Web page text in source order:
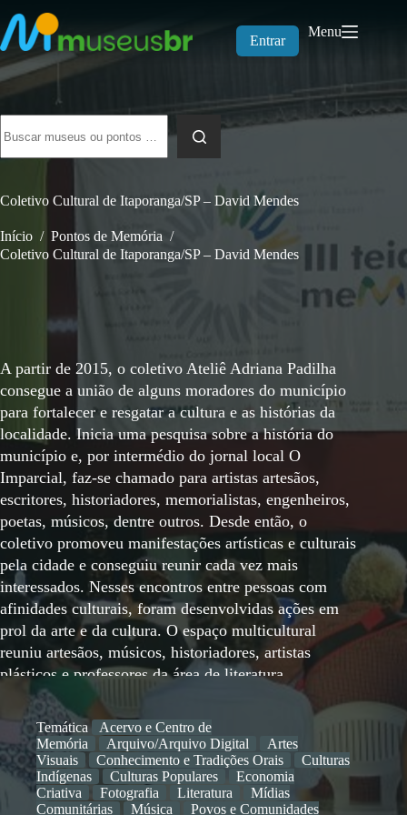
para
o
conteúdo
Entrar
Menu
resultados
Coletivo Cultural de Itaporanga/SP – David Mendes
Início / Pontos de Memória /
Coletivo Cultural de Itaporanga/SP – David Mendes
A partir de 2015, o coletivo Ateliê Adriana Padilha
consegue a união de alguns moradores do município
para fortalecer e resgatar a cultura e as histórias da
localidade. Inicia uma pesquisa sobre a história do
município e, por intermédio do jornal local O
Imparcial, faz-se chamado para artistas artesãos,
escritores, historiadores, memorialistas, engenheiros,
poetas, músicos, dentre outros. Desde então, o
coletivo promoveu manifestações artísticas e culturais
pela cidade e conseguiu reunir cada vez mais
interessados. Nesses encontros entre pessoas com
afinidades culturais, foram desenvolvidas ações em
prol da arte e da cultura. O espaço multicultural
reuniu artesãos, músicos, historiadores, artistas
plásticos e professores da área de literatura
contribuem para o desenvolvimento ao longo desse
período de existência. Os efeitos sociais e culturais
têm se manifestado por intermédio das atividades e
dos movimentos realizados para a valorização do
patrimônio cultural e das memórias das comunidades
do território do município de Itaporanga – SP. Era um
Temática
Acervo e Centro de
Memória
Arquivo/Arquivo Digital
Artes
Visuais
Conhecimento e Tradições Orais
Culturas
Indígenas
Culturas Populares
Economia
Criativa
Fotografia Literatura
Mídias
Comunitárias
Música
Povos e Comunidades